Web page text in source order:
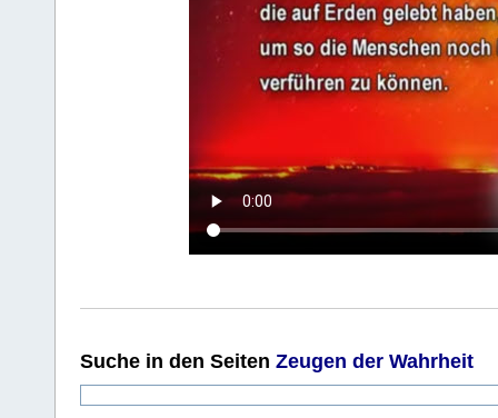
Suche in den Seiten Zeugen der Wahrheit